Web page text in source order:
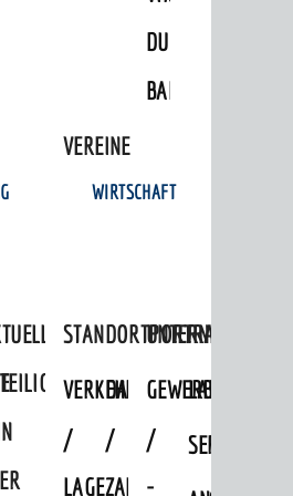
DULGER-
BAD
VEREINE
OB
WIRTSCHAFT
STANDORTPORTRAIT
VERKEHRSANBINDUNG
/
LAGE
DATEN
/
ZAHLEN
UNTERNEHMEN
GEWERBEFLÄCHEN
/
-
Datenschutz-